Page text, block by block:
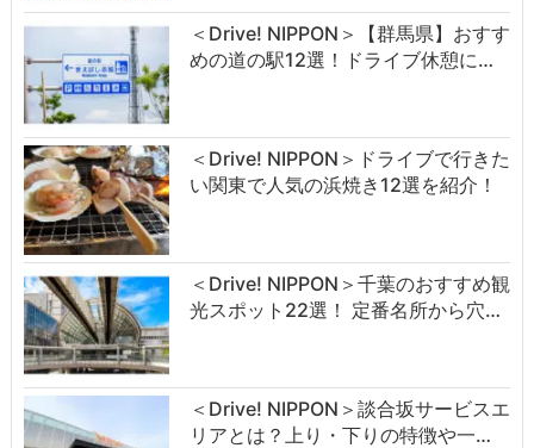
＜Drive! NIPPON＞【群馬県】おすす
めの道の駅12選！ドライブ休憩に…
＜Drive! NIPPON＞ドライブで行きた
い関東で人気の浜焼き12選を紹介！
＜Drive! NIPPON＞千葉のおすすめ観
光スポット22選！ 定番名所から穴…
＜Drive! NIPPON＞談合坂サービスエ
リアとは？上り・下りの特徴や一…